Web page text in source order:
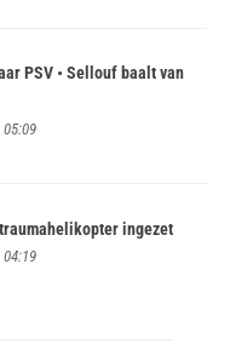
PSV • Sellouf baalt van
ingezet